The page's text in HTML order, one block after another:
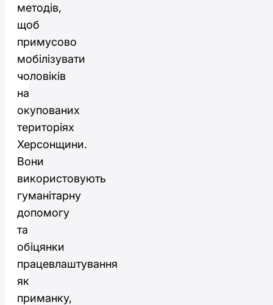
методів,
щоб
примусово
мобілізувати
чоловіків
на
окупованих
територіях
Херсонщини.
Вони
використовують
гуманітарну
допомогу
та
обіцянки
працевлаштування
як
приманку,